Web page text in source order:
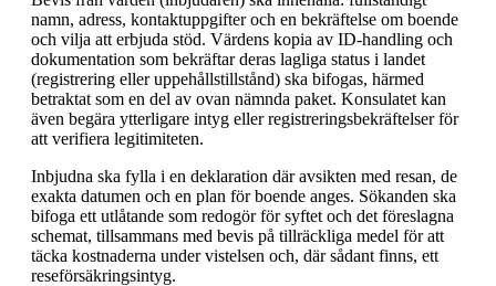
namn, adress, kontaktuppgifter och en bekräftelse om boende
och vilja att erbjuda stöd. Värdens kopia av ID-handling och
dokumentation som bekräftar deras lagliga status i landet
(registrering eller uppehållstillstånd) ska bifogas, härmed
betraktat som en del av ovan nämnda paket. Konsulatet kan
även begära ytterligare intyg eller registreringsbekräftelser för
att verifiera legitimiteten.
Inbjudna ska fylla i en deklaration där avsikten med resan, de
exakta datumen och en plan för boende anges. Sökanden ska
bifoga ett utlåtande som redogör för syftet och det föreslagna
schemat, tillsammans med bevis på tillräckliga medel för att
täcka kostnaderna under vistelsen och, där sådant finns, ett
reseförsäkringsintyg.